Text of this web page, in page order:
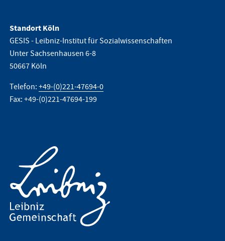
Standort Köln
GESIS - Leibniz-Institut für Sozialwissenschaften
Unter Sachsenhausen 6-8
50667 Köln
Telefon:+49-(0)221-47694-0
Fax: +49-(0)221-47694-199